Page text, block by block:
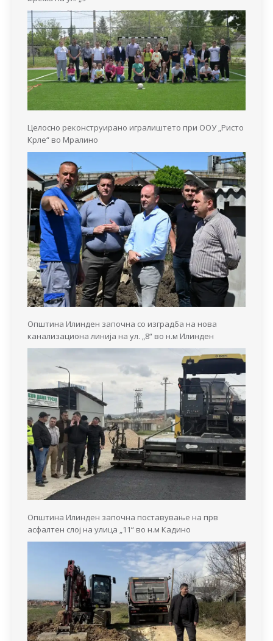
Целосно реконструирано игралиштето при ООУ „Ристо
Крле“ во Мралино
Општина Илинден започна со изградба на нова
канализациона линија на ул. „8“ во н.м Илинден
Општина Илинден започна поставување на прв
асфалтен слој на улица „11“ во н.м Кадино